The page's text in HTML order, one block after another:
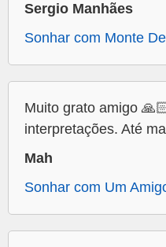
Sergio Manhães
Sonhar com Monte
Muito grato amigo
interpretações. Até
Mah
Sonhar com Um